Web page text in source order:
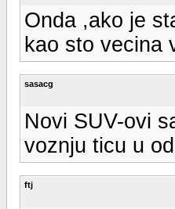
Onda ,ako je
kao sto vecina
sasacg
Novi SUV-ovi
voznju ticu u
ftj